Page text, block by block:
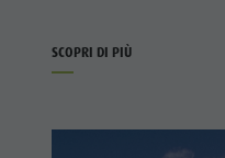
SCOPRI DI PIÙ